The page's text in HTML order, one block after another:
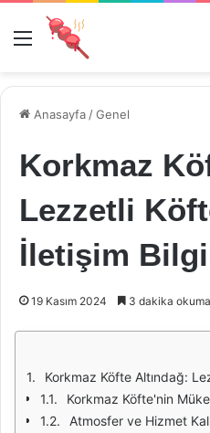
Menü
Anasayfa /Genel
Korkmaz
Lezzetli
İletişim
19 Kasım 2024 3 dakika
Korkmaz Köfte Altındağ:
Korkmaz Köfte'nin
Atmosfer ve Hizmet